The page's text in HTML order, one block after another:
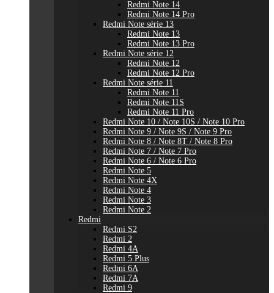
Redmi Note 14
Redmi Note 14 Pro
Redmi Note série 13
Redmi Note 13
Redmi Note 13 Pro
Redmi Note série 12
Redmi Note 12
Redmi Note 12 Pro
Redmi Note série 11
Redmi Note 11
Redmi Note 11S
Redmi Note 11 Pro
Redmi Note 10 / Note 10S / Note 10 Pro
Redmi Note 9 / Note 9S / Note 9 Pro
Redmi Note 8 / Note 8T / Note 8 Pro
Redmi Note 7 / Note 7 Pro
Redmi Note 6 / Note 6 Pro
Redmi Note 5
Redmi Note 4X
Redmi Note 4
Redmi Note 3
Redmi Note 2
Redmi
Redmi S2
Redmi 2
Redmi 4A
Redmi 5 Plus
Redmi 6A
Redmi 7A
Redmi 9